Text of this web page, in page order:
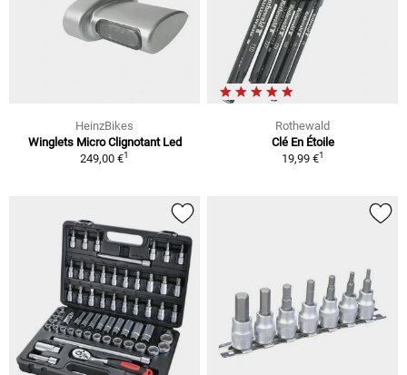
HeinzBikes
Winglets Micro Clignotant Led
249,00 €1
Rothewald
Clé En Étoile
19,99 €1